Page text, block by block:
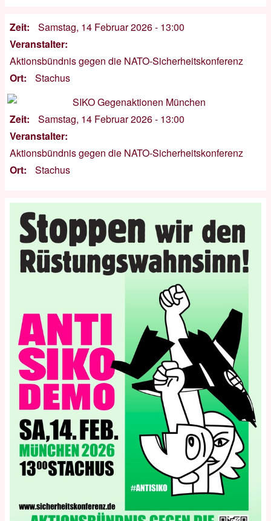
Zeit
Samstag, 14 Februar 2026 - 13:00
Veranstalter
Aktionsbündnis gegen die NATO-Sicherheitskonferenz
Ort
Stachus
Zeit
Samstag, 14 Februar 2026 - 13:00
Veranstalter
Aktionsbündnis gegen die NATO-Sicherheitskonferenz
Ort
Stachus